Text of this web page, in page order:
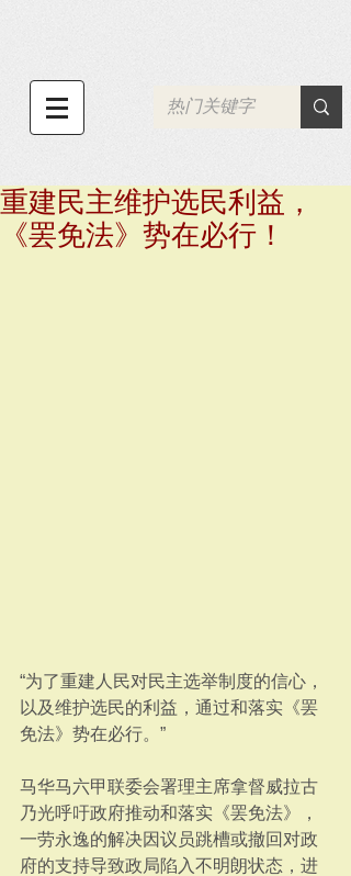
重建民主维护选民利益，
《罢免法》势在必行！
“为了重建人民对民主选举制度的信心，
以及维护选民的利益，通过和落实《罢
免法》势在必行。”
马华马六甲联委会署理主席拿督威拉古
乃光呼吁政府推动和落实《罢免法》，
一劳永逸的解决因议员跳槽或撤回对政
府的支持导致政局陷入不明朗状态，进